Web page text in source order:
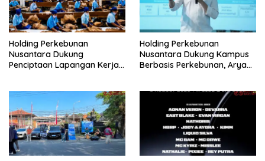
Holding Perkebunan
Nusantara Dukung
Penciptaan Lapangan Kerja,
Holding Perkebunan
Nusantara Dukung Kampus
Berbasis Perkebunan, Arya
Pertama Magister ITSI